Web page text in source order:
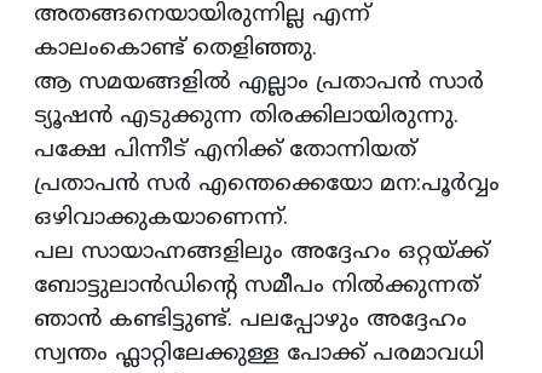
അതങ്ങനെയായിരുന്നില്ല എന്ന്
കാലംകൊണ്ട് തെളിഞ്ഞു.
ആ സമയങ്ങളിൽ എല്ലാം പ്രതാപന്‍ സാര്‍
ട്യൂഷൻ എടുക്കുന്ന തിരക്കിലായിരുന്നു.
പക്ഷേ പിന്നീട് എനിക്ക് തോന്നിയത്
പ്രതാപന്‍ സര്‍ എന്തെക്കെയോ മന:പൂർവ്വം
ഒഴിവാക്കുകയാണെന്ന്.
പല സായാഹ്നങ്ങളിലും അദ്ദേഹം ഒറ്റയ്ക്ക്
ബോട്ടുലാന്‍ഡിന്റെ സമീപം നില്‍ക്കുന്നത്
ഞാൻ കണ്ടിട്ടുണ്ട്. പലപ്പോഴും അദ്ദേഹം
സ്വന്തം ഫ്ലാറ്റിലേക്കുള്ള പോക്ക് പരമാവധി